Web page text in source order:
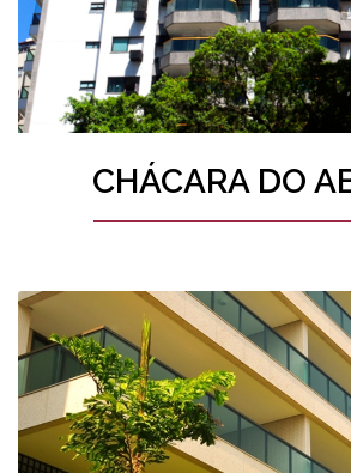
CHÁCARA DO